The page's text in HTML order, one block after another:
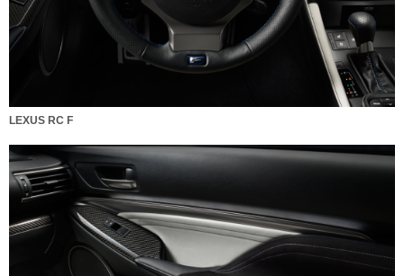
LEXUS RC F